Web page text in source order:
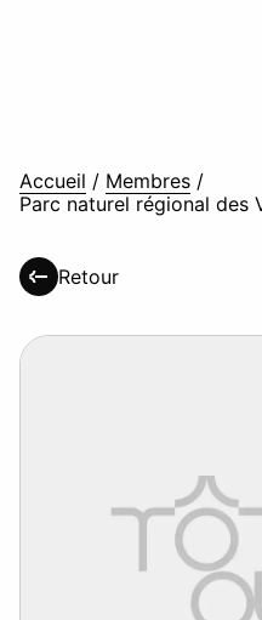
Accueil / Membres /
Parc naturel régional des
Retour